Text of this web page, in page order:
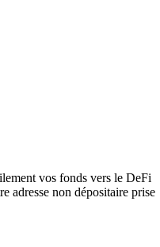
vos fonds vers le DeFi
adresse non dépositaire prise